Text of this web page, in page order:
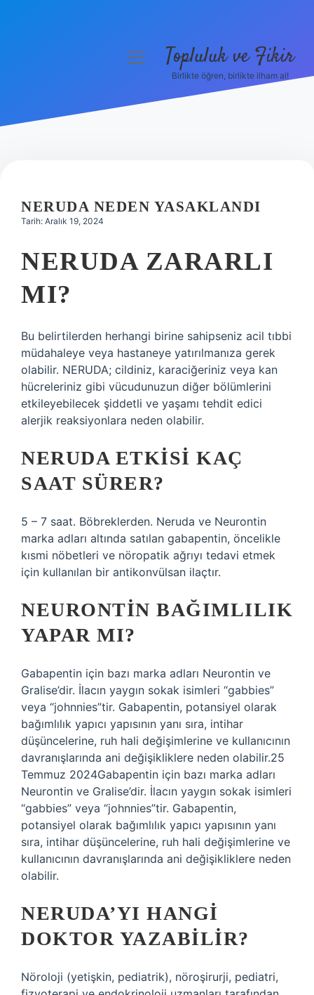
Hakkımızda
menüyüTopluluk ve Fikir
Birlikte öğren, birlikte ilham al!
NERUDA NEDEN YASAKLANDI
Tarih: Aralık 19, 2024
NERUDA ZARARLI
MI?
Bu belirtilerden herhangi birine sahipseniz acil tıbbi
müdahaleye veya hastaneye yatırılmanıza gerek
olabilir. NERUDA; cildiniz, karaciğeriniz veya kan
hücreleriniz gibi vücudunuzun diğer bölümlerini
etkileyebilecek şiddetli ve yaşamı tehdit edici
alerjik reaksiyonlara neden olabilir.
NERUDA ETKISI KAÇ
SAAT SÜRER?
5 – 7 saat. Böbreklerden. Neruda ve Neurontin
marka adları altında satılan gabapentin, öncelikle
kısmi nöbetleri ve nöropatik ağrıyı tedavi etmek
için kullanılan bir antikonvülsan ilaçtır.
NEURONTIN BAĞIMLILIK
YAPAR MI?
Gabapentin için bazı marka adları Neurontin ve
Gralise’dir. İlacın yaygın sokak isimleri “gabbies”
veya “johnnies”tir. Gabapentin, potansiyel olarak
bağımlılık yapıcı yapısının yanı sıra, intihar
düşüncelerine, ruh hali değişimlerine ve kullanıcının
davranışlarında ani değişikliklere neden olabilir.25
Temmuz 2024Gabapentin için bazı marka adları
Neurontin ve Gralise’dir. İlacın yaygın sokak isimleri
“gabbies” veya “johnnies”tir. Gabapentin,
potansiyel olarak bağımlılık yapıcı yapısının yanı
sıra, intihar düşüncelerine, ruh hali değişimlerine ve
kullanıcının davranışlarında ani değişikliklere neden
olabilir.
NERUDA’YI HANGI
DOKTOR YAZABILIR?
Nöroloji (yetişkin, pediatrik), nöroşirurji, pediatri,